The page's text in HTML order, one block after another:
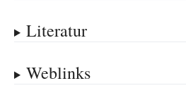
Literatur
Weblinks